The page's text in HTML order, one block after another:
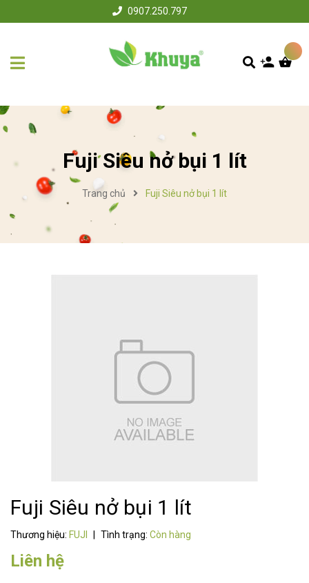
0907.250.797
Fuji Siêu nở bụi 1 lít
Trang chủ Fuji Siêu nở bụi 1 lít
Fuji Siêu nở bụi 1 lít
Thương hiệu: FUJI Tình trạng: Còn hàng
Liên hệ